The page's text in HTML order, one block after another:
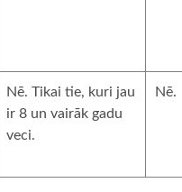
Nē. Tikai tie, kuri jau
ir 8 un vairāk gadu
veci.
Nē.